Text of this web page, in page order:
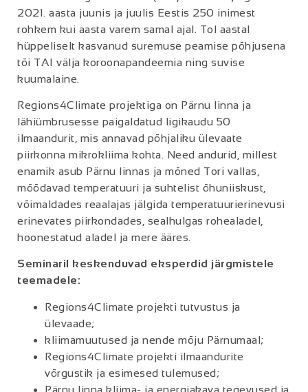
2021. aasta juunis ja juulis Eestis 250 inimest
rohkem kui aasta varem samal ajal. Tol aastal
hüppeliselt kasvanud suremuse peamise põhjusena
tõi TAI välja koroonapandeemia ning suvise
kuumalaine.
Regions4Climate projektiga on Pärnu linna ja
lähiümbrusesse paigaldatud ligikaudu 50
ilmaandurit, mis annavad põhjaliku ülevaate
piirkonna mikrokliima kohta. Need andurid, millest
enamik asub Pärnu linnas ja mõned Tori vallas,
mõõdavad temperatuuri ja suhtelist õhuniiskust,
võimaldades reaalajas jälgida temperatuurierinevusi
erinevates piirkondades, sealhulgas rohealadel,
hoonestatud aladel ja mere ääres.
Seminaril keskenduvad eksperdid järgmistele
teemadele:
Regions4Climate projekti tutvustus ja
ülevaade;
kliimamuutused ja nende mõju Pärnumaal;
Regions4Climate projekti ilmaandurite
võrgustik ja esimesed tulemused;
Pärnu linna kliima- ja energiakava tegevused ja